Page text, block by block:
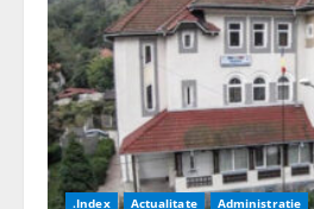
.Index Actualitate Administratie